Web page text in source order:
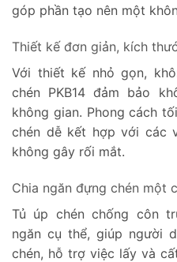
góp phần tạo nên một
Thiết kế đơn giản, kích
Với thiết kế nhỏ gọn,
chén PKB14 đảm bảo
không gian. Phong cách
chén dễ kết hợp với các
không gây rối mắt.
Chia ngăn đựng chén một
Tủ úp chén chống côn
ngăn cụ thể, giúp người
chén, hỗ trợ việc lấy và